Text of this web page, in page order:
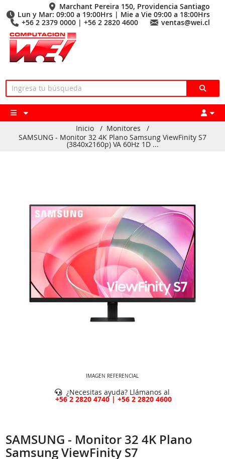
Marchant Pereira 150, Providencia Santiago
Lun y Mar: 09:00 a 19:00Hrs | Mie a Vie 09:00 a 18:00Hrs
+56 2 2379 0000 | +56 2 2820 4600
ventas@wei.cl
Inicio / Monitores
/
SAMSUNG - Monitor 32 4K Plano Samsung ViewFinity S7
(3840x2160p) VA 60Hz 1D ...
IMAGEN REFERENCIAL
¿Necesitas ayuda? Llámanos al
+56 2 2820 4740 | +56 2 2820 4600
SAMSUNG - Monitor 32 4K Plano
Samsung ViewFinity S7